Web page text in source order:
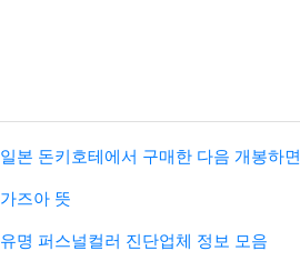
일본 돈키호테에서 구매한 다음 개봉하
가즈아 뜻
유명 퍼스널컬러 진단업체 정보 모음